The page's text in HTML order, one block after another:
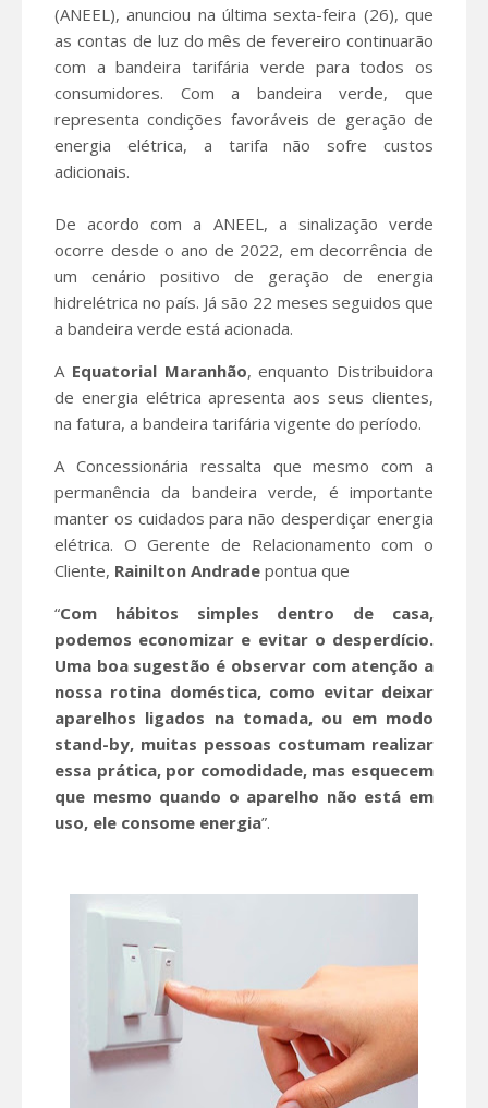
(ANEEL), anunciou na última sexta-feira (26), que
as contas de luz do mês de fevereiro continuarão
com a bandeira tarifária verde para todos os
consumidores. Com a bandeira verde, que
representa condições favoráveis de geração de
energia elétrica, a tarifa não sofre custos
adicionais.
De acordo com a ANEEL, a sinalização verde
ocorre desde o ano de 2022, em decorrência de
um cenário positivo de geração de energia
hidrelétrica no país. Já são 22 meses seguidos que
a bandeira verde está acionada.
A Equatorial Maranhão, enquanto Distribuidora
de energia elétrica apresenta aos seus clientes,
na fatura, a bandeira tarifária vigente do período.
A Concessionária ressalta que mesmo com a
permanência da bandeira verde, é importante
manter os cuidados para não desperdiçar energia
elétrica. O Gerente de Relacionamento com o
Cliente, Rainilton Andrade pontua que
“Com hábitos simples dentro de casa,
podemos economizar e evitar o desperdício.
Uma boa sugestão é observar com atenção a
nossa rotina doméstica, como evitar deixar
aparelhos ligados na tomada, ou em modo
stand-by, muitas pessoas costumam realizar
essa prática, por comodidade, mas esquecem
que mesmo quando o aparelho não está em
uso, ele consome energia”.